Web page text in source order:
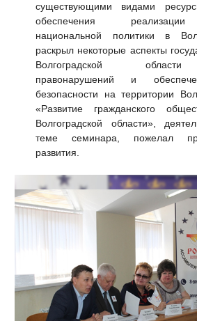
существующими видами
обеспечения реализации
национальной политики в
раскрыл некоторые аспекты
Волгоградской
правонарушений и
безопасности на территории
«Развитие гражданского
Волгоградской области»,
теме семинара, пожелал
развития.